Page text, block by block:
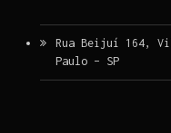
Rua Beijuí 164,
Paulo – SP